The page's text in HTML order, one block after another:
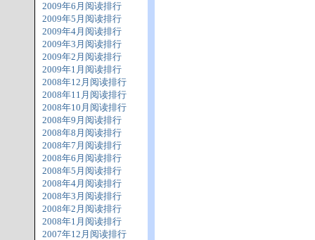
2009年6月阅读排行
2009年5月阅读排行
2009年4月阅读排行
2009年3月阅读排行
2009年2月阅读排行
2009年1月阅读排行
2008年12月阅读排行
2008年11月阅读排行
2008年10月阅读排行
2008年9月阅读排行
2008年8月阅读排行
2008年7月阅读排行
2008年6月阅读排行
2008年5月阅读排行
2008年4月阅读排行
2008年3月阅读排行
2008年2月阅读排行
2008年1月阅读排行
2007年12月阅读排行